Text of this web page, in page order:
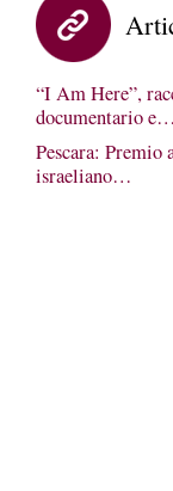
“I Am Here”,
documentario e…
Pescara: Premio
israeliano…